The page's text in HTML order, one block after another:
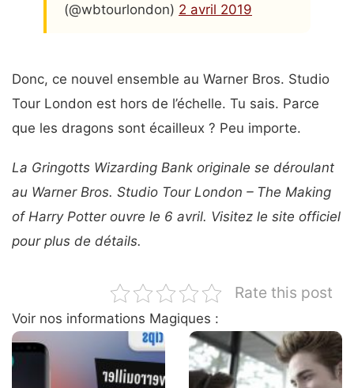
(@wbtourlondon) 2 avril 2019
Donc, ce nouvel ensemble au Warner Bros. Studio
Tour London est hors de l’échelle. Tu sais. Parce
que les dragons sont écailleux ? Peu importe.
La Gringotts Wizarding Bank originale se déroulant
au Warner Bros. Studio Tour London – The Making
of Harry Potter ouvre le 6 avril. Visitez le site officiel
pour plus de détails.
Rate this post
Voir nos informations Magiques :